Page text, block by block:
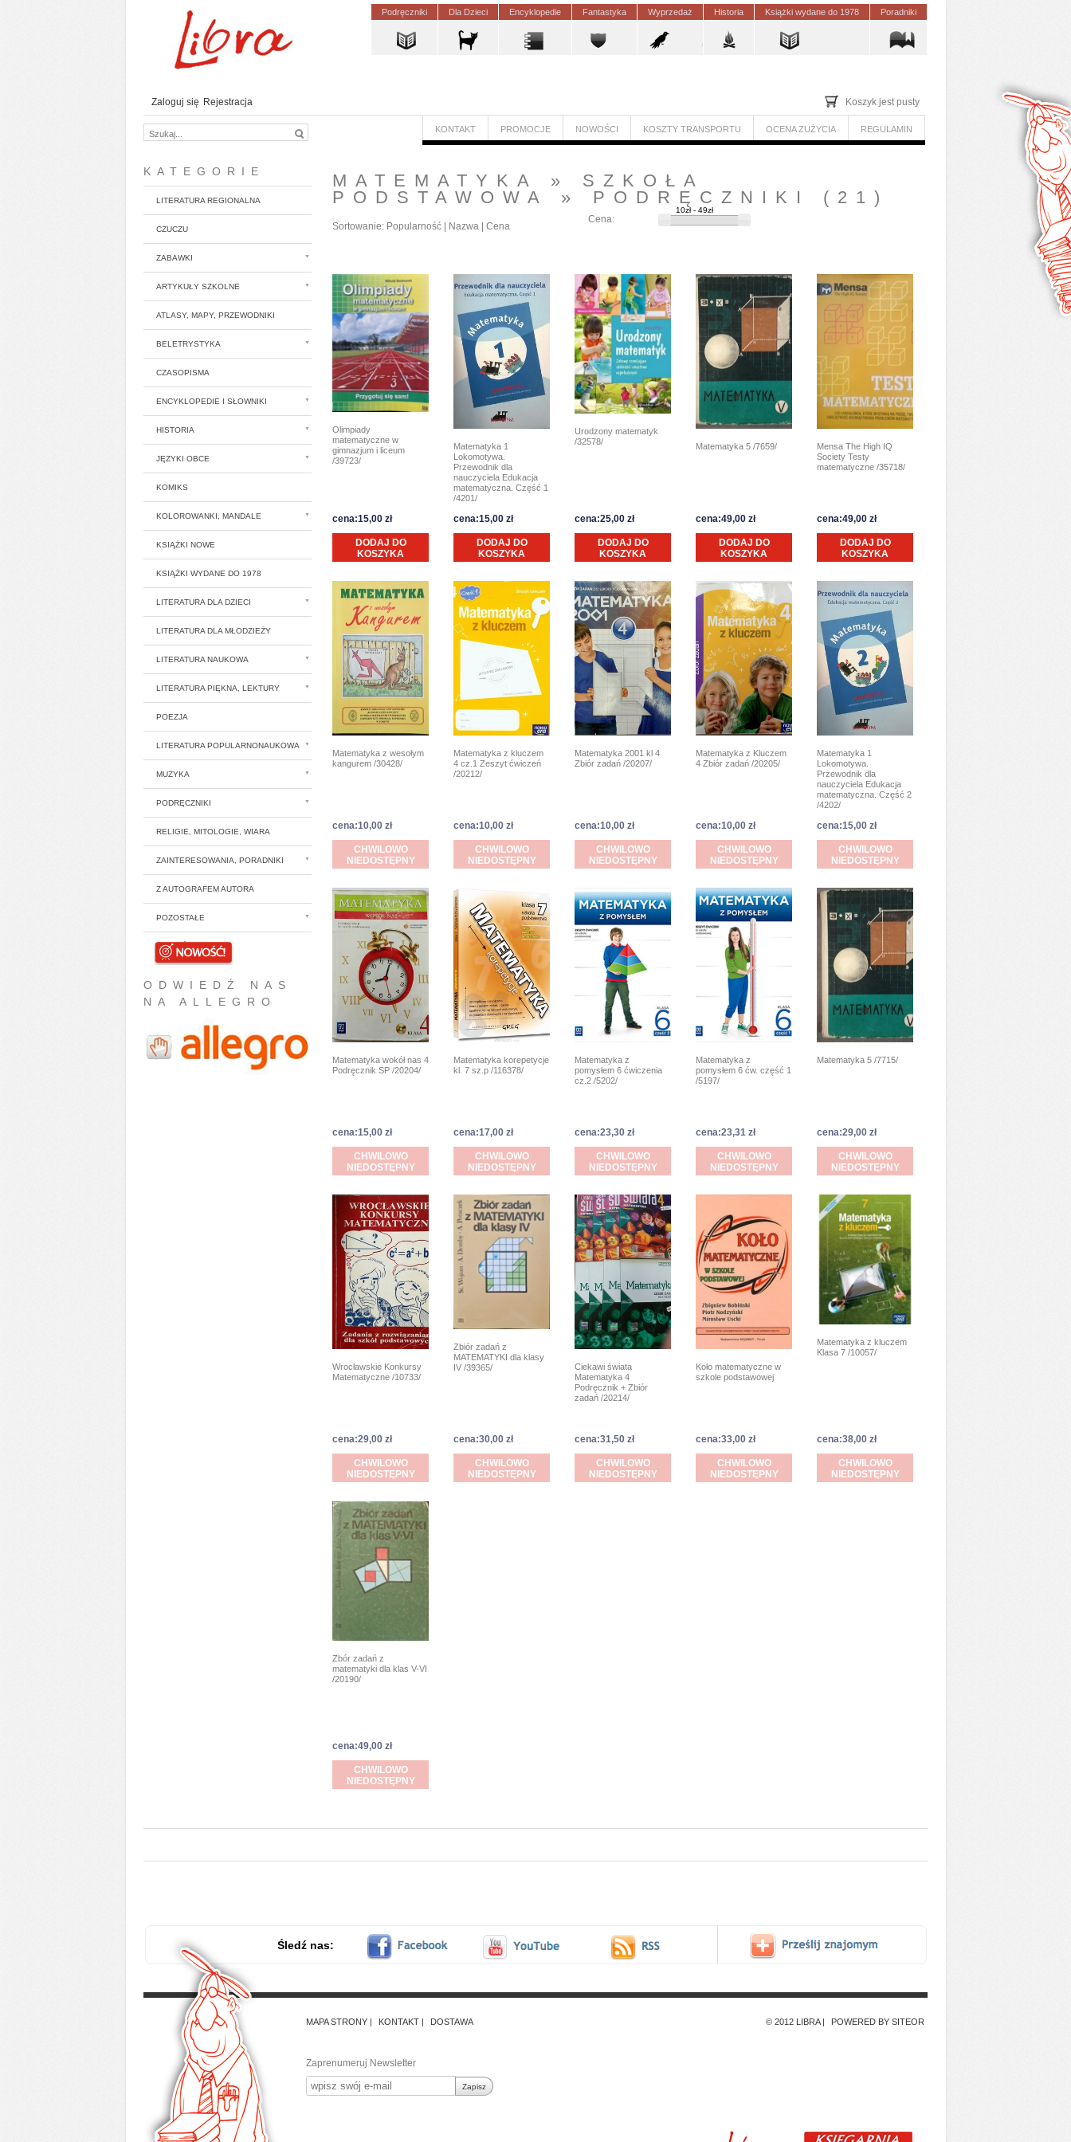
Podręczniki Dla Dzieci Encyklopedie Fantastyka Wyprzedaż Historia Książki wydane do 1978 Poradniki
Zaloguj się Rejestracja Koszyk jest pusty
KONTAKT PROMOCJE NOWOŚCI KOSZTY TRANSPORTU OCENA ZUŻYCIA REGULAMIN
KATEGORIE
LITERATURA REGIONALNA
CZUCZU
ZABAWKI
ARTYKUŁY SZKOLNE
ATLASY, MAPY, PRZEWODNIKI
BELETRYSTYKA
CZASOPISMA
ENCYKLOPEDIE I SŁOWNIKI
HISTORIA
JĘZYKI OBCE
KOMIKS
KOLOROWANKI, MANDALE
KSIĄŻKI NOWE
KSIĄŻKI WYDANE DO 1978
LITERATURA DLA DZIECI
LITERATURA DLA MŁODZIEŻY
LITERATURA NAUKOWA
LITERATURA PIĘKNA, LEKTURY
POEZJA
LITERATURA POPULARNONAUKOWA
MUZYKA
PODRĘCZNIKI
RELIGIE, MITOLOGIE, WIARA
ZAINTERESOWANIA, PORADNIKI
Z AUTOGRAFEM AUTORA
POZOSTAŁE
NOWOŚCI
ODWIEDŹ NAS
NA ALLEGRO
MATEMATYKA » SZKOŁA
PODSTAWOWA
» PODRĘCZNIKI (21)
Sortowanie: Popularność Nazwa Cena
Cena:
Olimpiady
matematyczne w
gimnazjum i liceum
/39723/
cena:15,00 zł
DODAJ DO
KOSZYKA
Matematyka 1
Lokomotywa.
Przewodnik dla
nauczyciela Edukacja
matematyczna. Część 1
/4201/
cena:15,00 zł
DODAJ DO
KOSZYKA
Urodzony matematyk
/32578/
cena:25,00 zł
DODAJ DO
KOSZYKA
Matematyka 5 /7659/
cena:49,00 zł
DODAJ DO
KOSZYKA
Mensa The High IQ
Society Testy
matematyczne /35718/
cena:49,00 zł
DODAJ DO
KOSZYKA
Matematyka z wesołym
kangurem /30428/
cena:10,00 zł
CHWILOWO
NIEDOSTĘPNY
Matematyka z kluczem
4 cz.1 Zeszyt ćwiczeń
/20212/
cena:10,00 zł
CHWILOWO
NIEDOSTĘPNY
Matematyka 2001 kl 4
Zbiór zadań /20207/
cena:10,00 zł
CHWILOWO
NIEDOSTĘPNY
Matematyka z Kluczem
4 Zbiór zadań /20205/
cena:10,00 zł
CHWILOWO
NIEDOSTĘPNY
Matematyka 1
Lokomotywa.
Przewodnik dla
nauczyciela Edukacja
matematyczna. Część 2
/4202/
cena:15,00 zł
CHWILOWO
NIEDOSTĘPNY
Matematyka wokół nas 4
Podręcznik SP /20204/
cena:15,00 zł
CHWILOWO
NIEDOSTĘPNY
Matematyka korepetycje
kl. 7 sz.p /116378/
cena:17,00 zł
CHWILOWO
NIEDOSTĘPNY
Matematyka z
pomysłem 6 ćwiczenia
cz.2 /5202/
cena:23,30 zł
CHWILOWO
NIEDOSTĘPNY
Matematyka z
pomysłem 6 ćw. część 1
/5197/
cena:23,31 zł
CHWILOWO
NIEDOSTĘPNY
Matematyka 5 /7715/
cena:29,00 zł
CHWILOWO
NIEDOSTĘPNY
Wrocławskie Konkursy
Matematyczne /10733/
cena:29,00 zł
CHWILOWO
NIEDOSTĘPNY
Zbiór zadań z
MATEMATYKI dla klasy
IV /39365/
cena:30,00 zł
CHWILOWO
NIEDOSTĘPNY
Ciekawi świata
Matematyka 4
Podręcznik + Zbiór
zadań /20214/
cena:31,50 zł
CHWILOWO
NIEDOSTĘPNY
Koło matematyczne w
szkole podstawowej
cena:33,00 zł
CHWILOWO
NIEDOSTĘPNY
Matematyka z kluczem
Klasa 7 /10057/
cena:38,00 zł
CHWILOWO
NIEDOSTĘPNY
Zbór zadań z
matematyki dla klas V-VI
/20190/
cena:49,00 zł
CHWILOWO
NIEDOSTĘPNY
Śledź nas:
MAPA STRONY KONTAKT DOSTAWA © 2012 LIBRA POWERED BY SITEOR
Zaprenumeruj Newsletter